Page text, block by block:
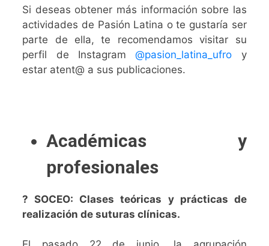
Si deseas obtener más información sobre las
actividades de Pasión Latina o te gustaría ser
parte de ella, te recomendamos visitar su
perfil de Instagram@pasion_latina_ufro y
estar atent@ a sus publicaciones.
Académicas y
profesionales
? SOCEO: Clases teóricas y prácticas de
realización de suturas clínicas.